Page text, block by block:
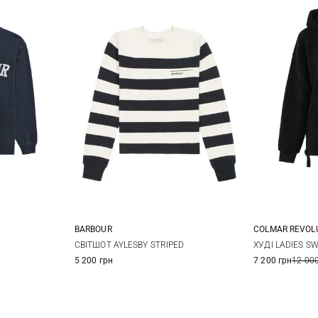
8 10 12
BARBOUR
СВІТШОТ AYLESBY STRIPED
5 200 грн
XS
COLMAR
ХУДІ LADIES
7 200 грн12